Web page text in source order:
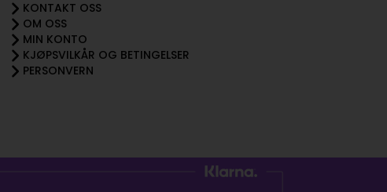
KONTAKT OSS
OM OSS
MIN KONTO
KJØPSVILKÅR OG BETINGELSER
PERSONVERN